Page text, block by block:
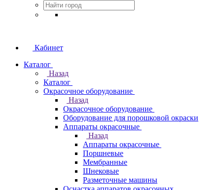
Кабинет
Каталог
Назад
Каталог
Окрасочное оборудование
Назад
Окрасочное оборудование
Оборудование для порошковой окраски
Аппараты окрасочные
Назад
Аппараты окрасочные
Поршневые
Мембранные
Шнековые
Разметочные машины